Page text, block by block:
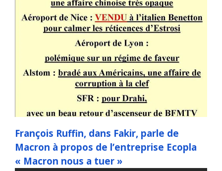
François Ruffin, dans Fakir, parle de
Macron à propos de l’entreprise Ecopla
« Macron nous a tuer »